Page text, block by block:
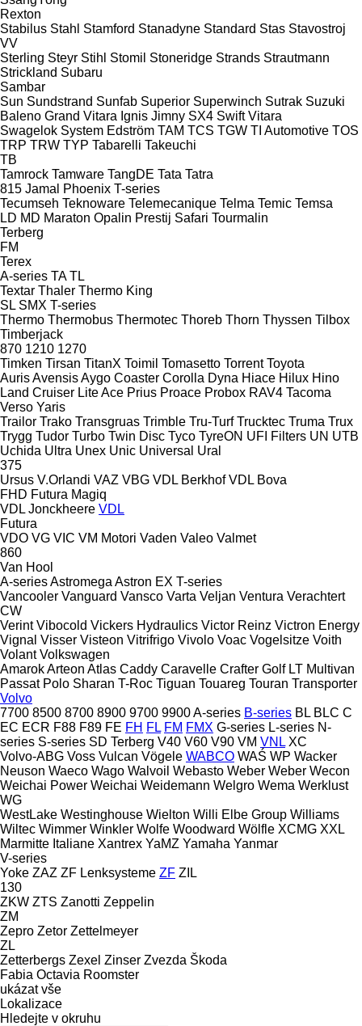
Rexton
Stabilus Stahl Stamford Stanadyne Standard Stas Stavostroj
VV
Sterling Steyr Stihl Stomil Stoneridge Strands Strautmann
Strickland Subaru
Sambar
Sun Sundstrand Sunfab Superior Superwinch Sutrak Suzuki
Baleno Grand Vitara Ignis Jimny SX4 Swift Vitara
Swagelok System Edström TAM TCS TGW TI Automotive TOS
TRP TRW TYP Tabarelli Takeuchi
TB
Tamrock Tamware TangDE Tata Tatra
815 Jamal Phoenix T-series
Tecumseh Teknoware Telemecanique Telma Temic Temsa
LD MD Maraton Opalin Prestij Safari Tourmalin
Terberg
FM
Terex
A-series TA TL
Textar Thaler Thermo King
SL SMX T-series
Thermo Thermobus Thermotec Thoreb Thorn Thyssen Tilbox
Timberjack
870 1210 1270
Timken Tirsan TitanX Toimil Tomasetto Torrent Toyota
AurisAvensisAygo Coaster Corolla Dyna Hiace Hilux Hino
Land Cruiser Lite Ace Prius Proace Probox RAV4 Tacoma
Verso Yaris
Trailor Trako Transgruas Trimble Tru-Turf Trucktec Truma Trux
Trygg Tudor Turbo Twin Disc Tyco TyreON UFI Filters UN UTB
Uchida Ultra Unex Unic Universal Ural
375
Ursus V.Orlandi VAZ VBG VDL Berkhof VDL Bova
FHD Futura Magiq
VDL Jonckheere VDL
Futura
VDO VG VIC VM Motori Vaden Valeo Valmet
860
Van Hool
A-seriesAstromega Astron EX T-series
Vancooler Vanguard Vansco Varta Veljan Ventura Verachtert
CW
Verint Vibocold Vickers Hydraulics Victor Reinz Victron Energy
Vignal Visser Visteon Vitrifrigo Vivolo Voac Vogelsitze Voith
Volant Volkswagen
AmarokArteon Atlas Caddy Caravelle Crafter Golf LT Multivan
Passat Polo Sharan T-Roc Tiguan Touareg Touran Transporter
Volvo
7700 8500 8700 8900 9700 9900A-series B-series BL BLC C
EC ECR F88 F89 FE FH FL FM FMX G-series L-series N-
series S-series SD Terberg V40 V60 V90 VM VNL XC
Volvo-ABG Voss Vulcan Vögele WABCO WAŚ WP Wacker
Neuson Waeco Wago Walvoil Webasto Weber Weber Wecon
Weichai Power Weichai Weidemann Welgro Wema Werklust
WG
WestLake Westinghouse Wielton Willi Elbe Group Williams
Wiltec Wimmer Winkler Wolfe Woodward Wölfle XCMG XXL
Marmitte Italiane Xantrex YaMZ Yamaha Yanmar
V-series
Yoke ZAZ ZF Lenksysteme ZF ZIL
130
ZKW ZTS Zanotti Zeppelin
ZM
Zepro Zetor Zettelmeyer
ZL
Zetterbergs Zexel Zinser Zvezda Škoda
Fabia Octavia Roomster
ukázat vše
Lokalizace
Hledejte v okruhu